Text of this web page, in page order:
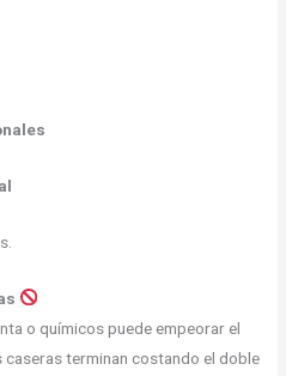
o químicos puede empeorar el
terminan costando el doble